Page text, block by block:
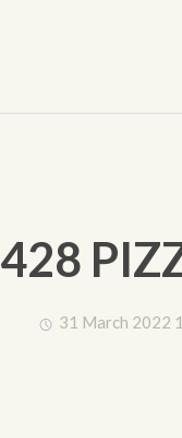
428
31 March 2022